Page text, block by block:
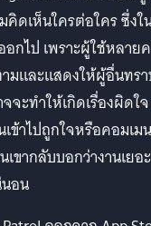
ดเห็นใครต่อใคร ซึ่งใ
กไป เพราะผู้ใช้หลาย
มและแสดงให้ผู้อื่นทร
ะทำให้เกิดเรื่องผิดใจ
ข้าไปถูกใจหรือคอมเม
ขากลับบอกว่างานเยอะ
อน